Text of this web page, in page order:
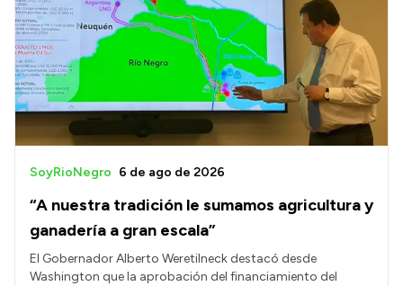
“A nuestra tradición le sumamos agricultura y
ganadería a gran escala”
SoyRioNegro 6 de ago de 2026
El Gobernador Alberto Weretilneck destacó desde
Washington que la aprobación del financiamiento del